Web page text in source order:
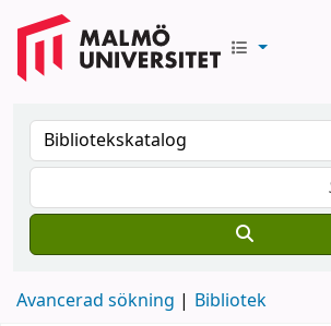
Avancerad sökning Bibliotek